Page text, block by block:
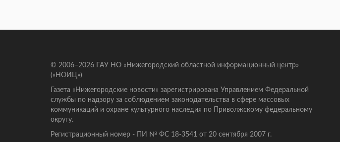
© 2006–2026 ГАУ НО «Нижегородский областной информационный центр»
(«НОИЦ»)
Газета «Нижегородские новости» зарегистрирована Управлением Федеральной
службы по надзору за соблюдением законодательства в сфере массовых
коммуникаций и охране культурного наследия по Приволжскому федеральному
округу.
Регистрационный номер - ПИ № ФС 18-3541 от 20 сентября 2007 г.